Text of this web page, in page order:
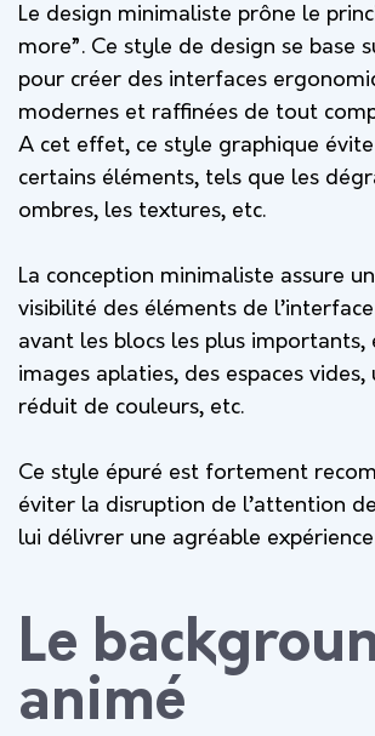
Le design minimaliste prône le
more”. Ce style de design se base
pour créer des interfaces
modernes et raffinées de tout
A cet effet, ce style graphique
certains éléments, tels que les
ombres, les textures, etc.
La conception minimaliste assure
visibilité des éléments de
avant les blocs les plus importants,
images aplaties, des espaces vides,
réduit de couleurs, etc.
Ce style épuré est fortement
éviter la disruption de l’attention
lui délivrer une agréable
Le
animé